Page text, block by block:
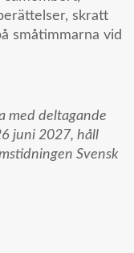
skratt
småtimmarna vid
med deltagande
juni 2027, håll
Svensk